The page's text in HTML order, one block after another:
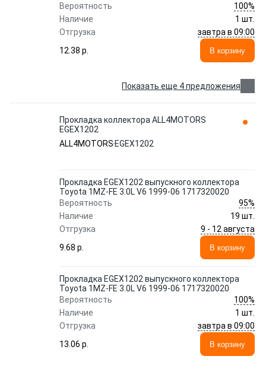
Вероятность
100%
Наличие
1 шт.
Отгрузка
завтра в 09:00
12.38 p.
В корзину
Показать еще 4 предложения
Прокладка коллектора ALL4MOTORS
EGEX1202
ALL4MOTORS EGEX1202
Прокладка EGEX1202 выпускного коллектора
Toyota 1MZ-FE 3.0L V6 1999-06 1717320020
Вероятность
95%
Наличие
19 шт.
Отгрузка
9 - 12 августа
9.68 p.
В корзину
Прокладка EGEX1202 выпускного коллектора
Toyota 1MZ-FE 3.0L V6 1999-06 1717320020
Вероятность
100%
Наличие
1 шт.
Отгрузка
завтра в 09:00
13.06 p.
В корзину